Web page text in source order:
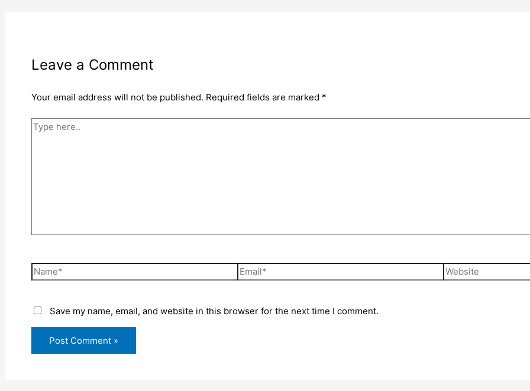
Leave a Comment
Your email address will not be published. Required fields are marked *
Save my name, email, and website in this browser for the next time I comment.